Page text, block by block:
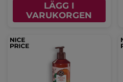
LÄGG I
VARUKORGEN